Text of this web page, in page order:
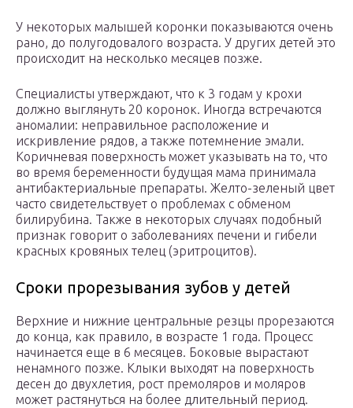
У некоторых малышей коронки показываются очень
рано, до полугодовалого возраста. У других детей это
происходит на несколько месяцев позже.
Специалисты утверждают, что к 3 годам у крохи
должно выглянуть 20 коронок. Иногда встречаются
аномалии: неправильное расположение и
искривление рядов, а также потемнение эмали.
Коричневая поверхность может указывать на то, что
во время беременности будущая мама принимала
антибактериальные препараты. Желто-зеленый цвет
часто свидетельствует о проблемах с обменом
билирубина. Также в некоторых случаях подобный
признак говорит о заболеваниях печени и гибели
красных кровяных телец (эритроцитов).
Сроки прорезывания зубов у детей
Верхние и нижние центральные резцы прорезаются
до конца, как правило, в возрасте 1 года. Процесс
начинается еще в 6 месяцев. Боковые вырастают
ненамного позже. Клыки выходят на поверхность
десен до двухлетия, рост премоляров и моляров
может растянуться на более длительный период.